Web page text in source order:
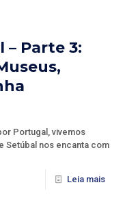
Parte 3:
Portugal, vivemos
Setúbal nos encanta com
Leia mais